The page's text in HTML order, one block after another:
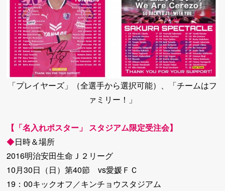
「プレイヤーズ」（全選手から選択可能）、「チームはフ
ァミリー！」
【「名入れポスター」 スタジアム限定受注会】
◆日時＆場所
2016明治安田生命Ｊ２リーグ
10月30日（日）第40節 vs愛媛ＦＣ
19：00キックオフ／キンチョウスタジアム